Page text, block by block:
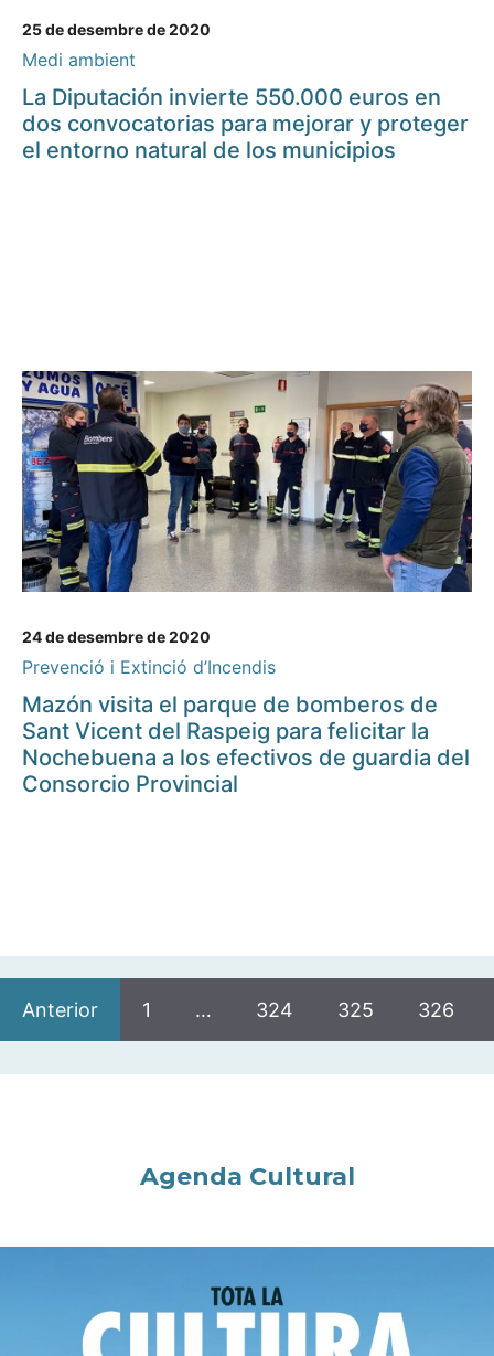
25 de desembre de 2020
Medi ambient
La Diputación invierte 550.000 euros en
dos convocatorias para mejorar y proteger
el entorno natural de los municipios
24 de desembre de 2020
Prevenció i Extinció d’Incendis
Mazón visita el parque de bomberos de
Sant Vicent del Raspeig para felicitar la
Nochebuena a los efectivos de guardia del
Consorcio Provincial
Anterior 1 … 324 325 326
Agenda Cultural